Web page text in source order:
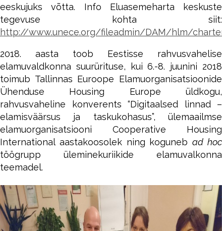
eeskujuks võtta. Info Eluasemeharta keskuste
tegevuse kohta siit:
http://www.unece.org/fileadmin/DAM/hlm/
2018. aasta toob Eestisse rahvusvahelise
elamuvaldkonna suurürituse, kui 6.-8. juunini 2018
toimub Tallinnas Euroope Elamuorganisatsioonide
Ühenduse Housing Europe üldkogu,
rahvusvaheline konverents “Digitaalsed linnad –
elamisväärsus ja taskukohasus”, ülemaailmse
elamuorganisatsiooni Cooperative Housing
International aastakoosolek ning kogunebad hoc
töögrupp üleminekuriikide elamuvalkonna
teemadel.